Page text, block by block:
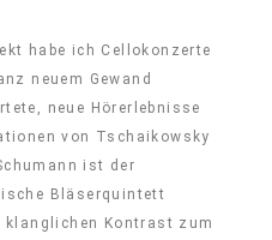
habe ich Cellokonzerte
neuem Gewand
neue Hörerlebnisse
von Tschaikowsky
ist der
Bläserquintett
Kontrast zum